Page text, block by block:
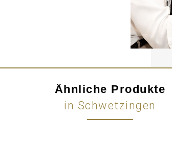
Ähnliche Produkte
in Schwetzingen